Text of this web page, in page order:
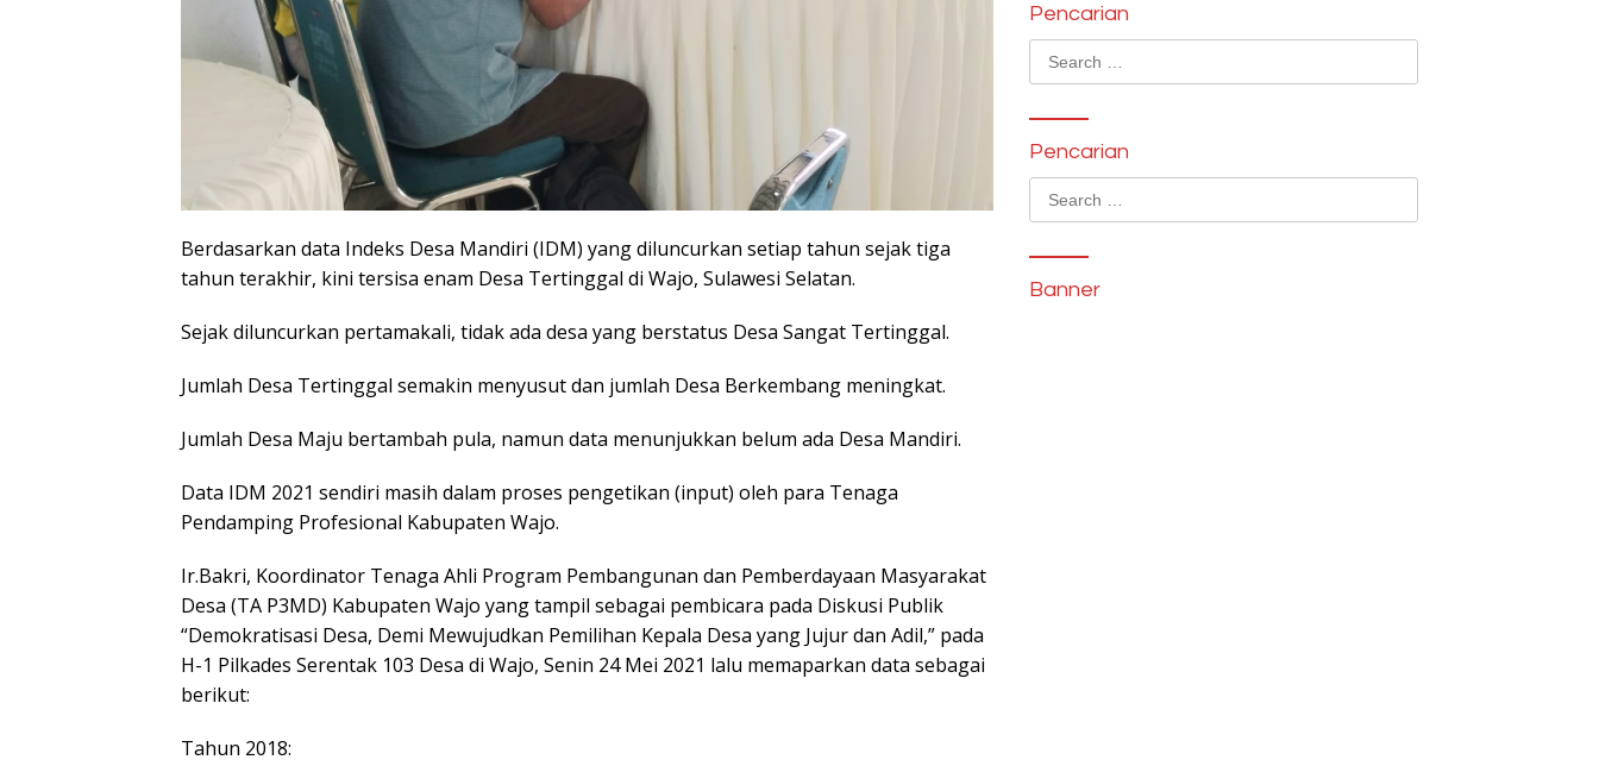
Berdasarkan data Indeks Desa Mandiri (IDM) yang diluncurkan setiap tahun sejak tiga
tahun terakhir, kini tersisa enam Desa Tertinggal di Wajo, Sulawesi Selatan.
Sejak diluncurkan pertamakali, tidak ada desa yang berstatus Desa Sangat Tertinggal.
Jumlah Desa Tertinggal semakin menyusut dan jumlah Desa Berkembang meningkat.
Jumlah Desa Maju bertambah pula, namun data menunjukkan belum ada Desa Mandiri.
Data IDM 2021 sendiri masih dalam proses pengetikan (input) oleh para Tenaga
Pendamping Profesional Kabupaten Wajo.
Ir.Bakri, Koordinator Tenaga Ahli Program Pembangunan dan Pemberdayaan Masyarakat
Desa (TA P3MD) Kabupaten Wajo yang tampil sebagai pembicara pada Diskusi Publik
“Demokratisasi Desa, Demi Mewujudkan Pemilihan Kepala Desa yang Jujur dan Adil,” pada
H-1 Pilkades Serentak 103 Desa di Wajo, Senin 24 Mei 2021 lalu memaparkan data sebagai
berikut:
Tahun 2018:
Pencarian
Pencarian
Banner